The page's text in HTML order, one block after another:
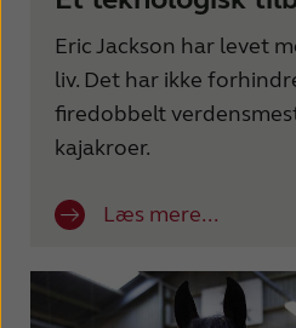
Eric Jackson har levet
liv. Det har ikke
firedobbelt
kajakroer.
Læs mere...